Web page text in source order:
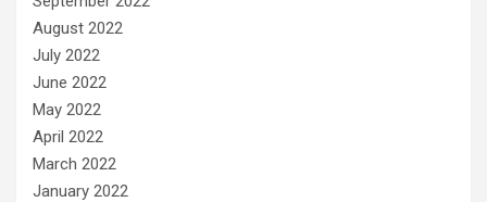
August 2022
July 2022
June 2022
May 2022
April 2022
March 2022
January 2022